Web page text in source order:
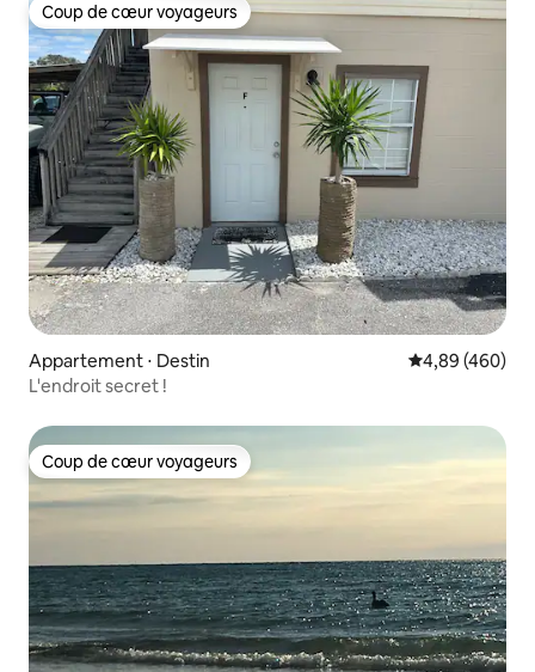
Coup de cœur voyageurs
Coup de cœur voyageurs
Appartement ⋅ Destin Évaluation
4,89 (460)
L'endroit secret !
Coup de cœur voyageurs
Coup de cœur voyageurs